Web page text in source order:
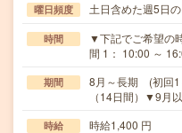
曜日頻度 土日含めた週5日
時間
▼下記でご希望の
間 1： 10:00 ～
期間
8月～長期 (初回1
（14日間）▼9月
時給 時給1,400 円